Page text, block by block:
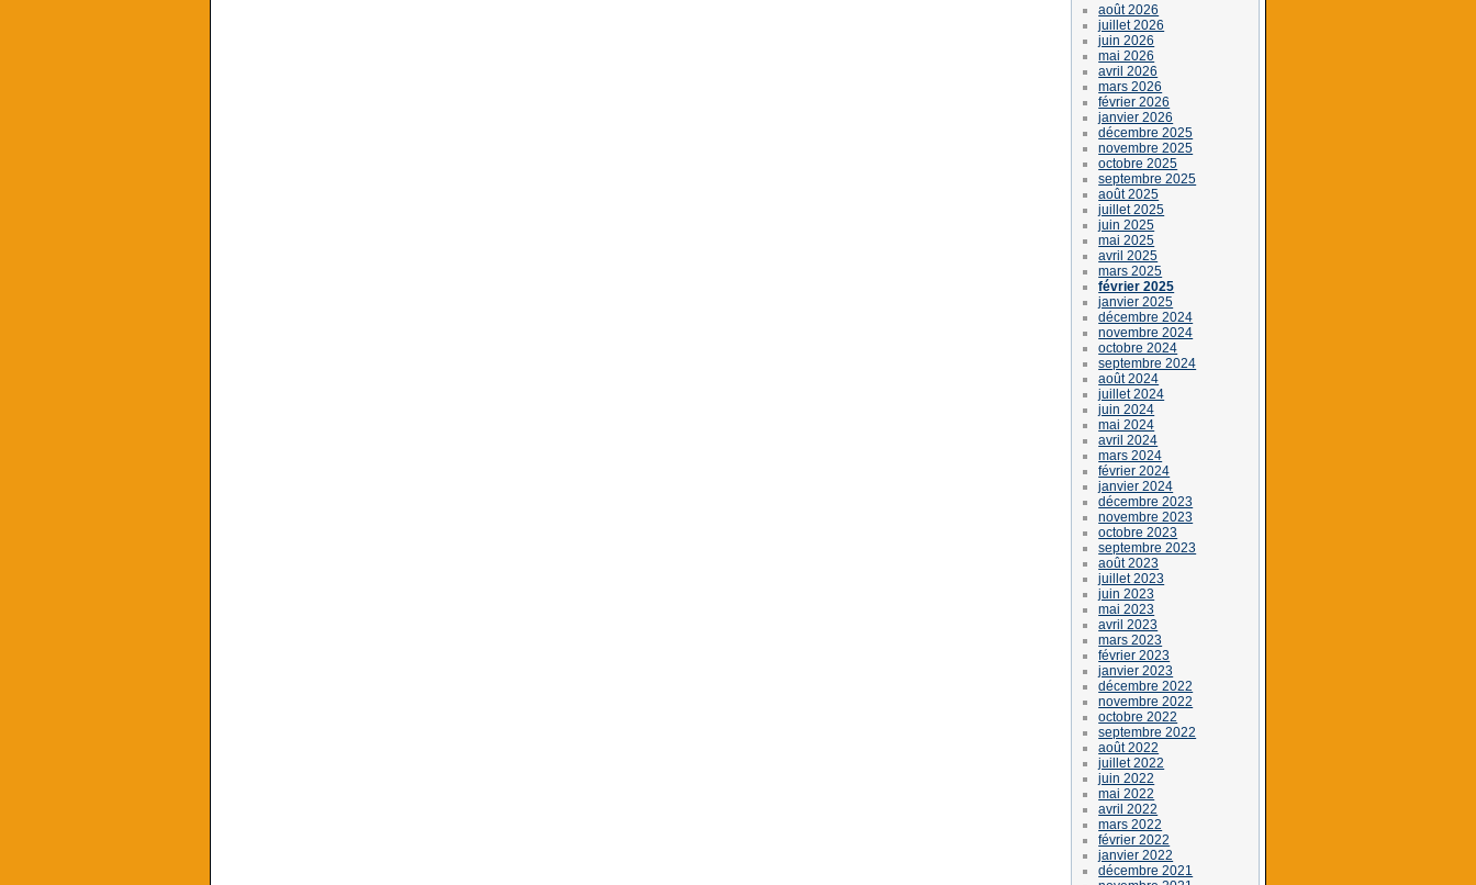
août 2026
juillet 2026
juin 2026
mai 2026
avril 2026
mars 2026
février 2026
janvier 2026
décembre 2025
novembre 2025
octobre 2025
septembre 2025
août 2025
juillet 2025
juin 2025
mai 2025
avril 2025
mars 2025
février 2025
janvier 2025
décembre 2024
novembre 2024
octobre 2024
septembre 2024
août 2024
juillet 2024
juin 2024
mai 2024
avril 2024
mars 2024
février 2024
janvier 2024
décembre 2023
novembre 2023
octobre 2023
septembre 2023
août 2023
juillet 2023
juin 2023
mai 2023
avril 2023
mars 2023
février 2023
janvier 2023
décembre 2022
novembre 2022
octobre 2022
septembre 2022
août 2022
juillet 2022
juin 2022
mai 2022
avril 2022
mars 2022
février 2022
janvier 2022
décembre 2021